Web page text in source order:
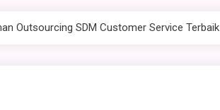
Outsourcing SDM Customer Service Terbaik